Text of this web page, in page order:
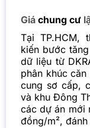
Giá chung cư
Tại
kiến bước
dữ liệu từ
phân khúc
cung sơ cấp,
và khu Đông
các dự án mới
đồng/m²,